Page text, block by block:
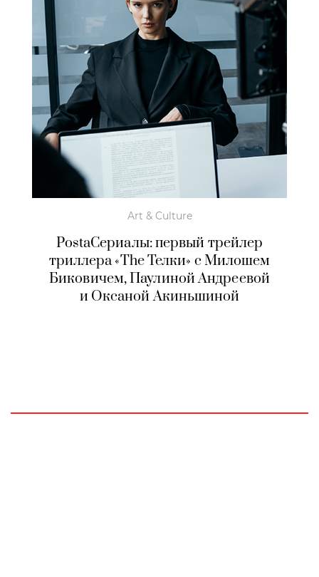
Art & Culture
PostaСериалы: первый трейлер
триллера «The Телки» с Милошем
Биковичем, Паулиной Андреевой
и Оксаной Акиньшиной